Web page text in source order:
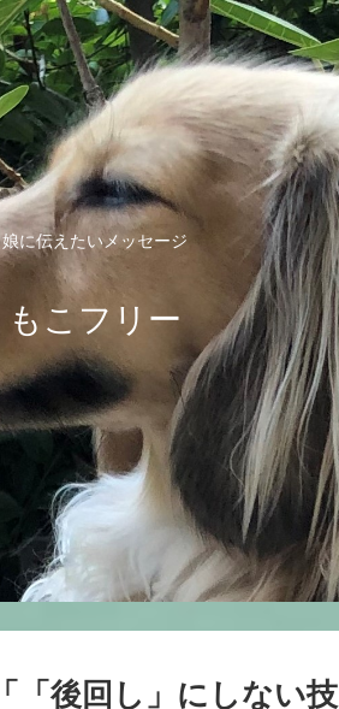
娘に伝えたいメッセージ
もこフリー
「後回し」にしない技